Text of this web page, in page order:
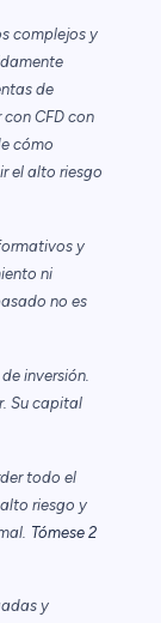
complejos y
de
CFD con
cómo
el alto riesgo
y
ni
no es
inversión.
Su capital
todo el
riesgo y
Tómese 2
y